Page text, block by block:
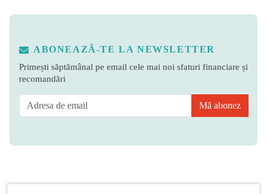
ABONEAZĂ-TE LA NEWSLETTER
Primești săptămânal pe email cele mai noi sfaturi financiare și
recomandări
Mă abonez